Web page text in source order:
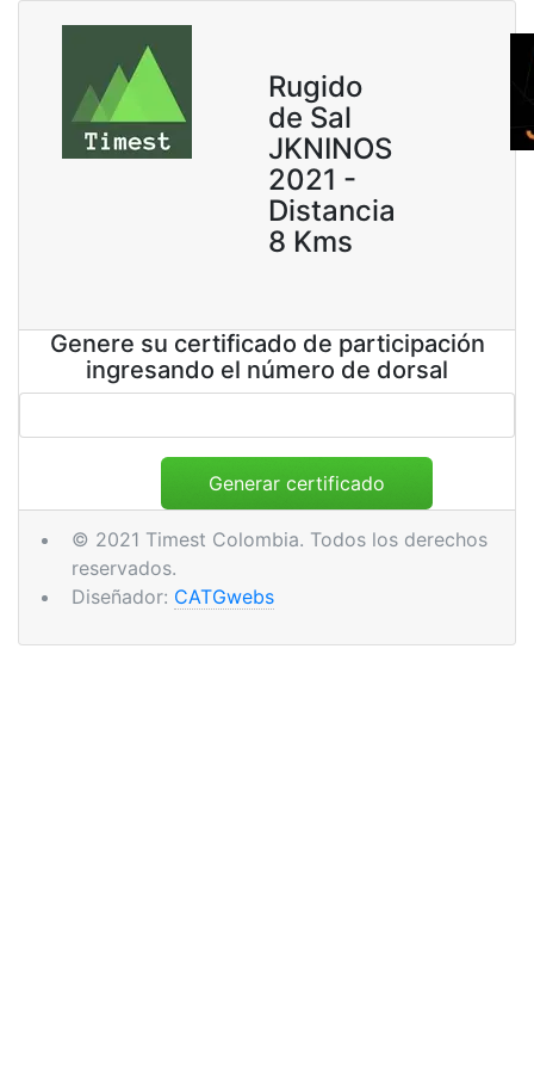
Rugido
de Sal
JKNINOS
2021 -
Distancia
8 Kms
Genere su certificado de participación
ingresando el número de dorsal
© 2021 Timest Colombia. Todos los derechos
reservados.
Diseñador: CATGwebs